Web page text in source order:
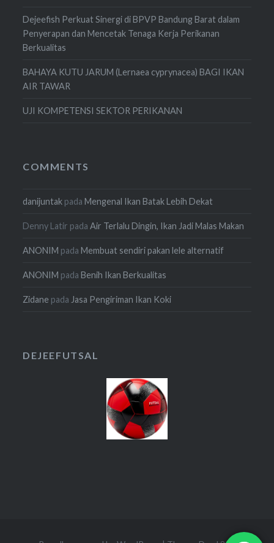
Dejeefish Perkuat Sinergi di BPVP Bandung Barat dalam
Penyerapan dan Mencetak Tenaga Kerja Perikanan
Berkualitas
BAHAYA KUTU JARUM (Lernaea cyprynacea) BAGI IKAN
AIR TAWAR
UJI KOMPETENSI SEKTOR PERIKANAN
COMMENTS
danijuntak padaMengenal Ikan Batak Lebih Dekat
Denny Latir padaAir Terlalu Dingin, Ikan Jadi Malas Makan
ANONIM padaMembuat sendiri pakan lele alternatif
ANONIM padaBenih Ikan Berkualitas
Zidane padaJasa Pengiriman Ikan Koki
DEJEEFUTSAL